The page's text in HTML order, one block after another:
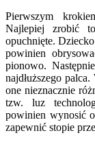
Pierwszym
Najlepiej zrobić
opuchnięte.
powinien
pionowo.
najdłuższego
one nieznacznie
tzw. luz
powinien wynosić
zapewnić stopie